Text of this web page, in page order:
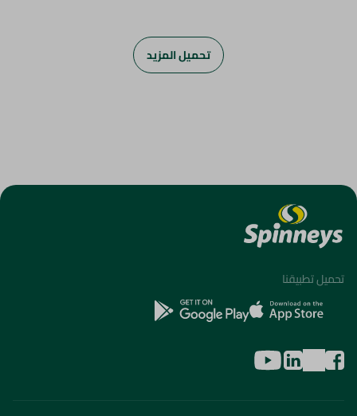
تحميل المزيد
تحميل تطبيقنا